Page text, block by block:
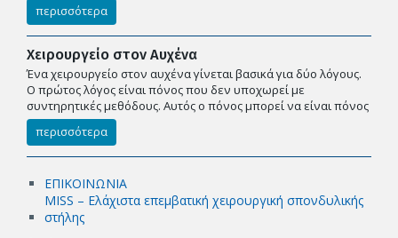
περισσότερα
Χειρουργείο στον Αυχένα
Ένα χειρουργείο στον αυχένα γίνεται βασικά για δύο λόγους.
Ο πρώτος λόγος είναι πόνος που δεν υποχωρεί με
συντηρητικές μεθόδους. Αυτός ο πόνος μπορεί να είναι πόνος
περισσότερα
ΕΠΙΚΟΙΝΩΝΙΑ
MISS – Ελάχιστα επεμβατική χειρουργική σπονδυλικής
στήλης